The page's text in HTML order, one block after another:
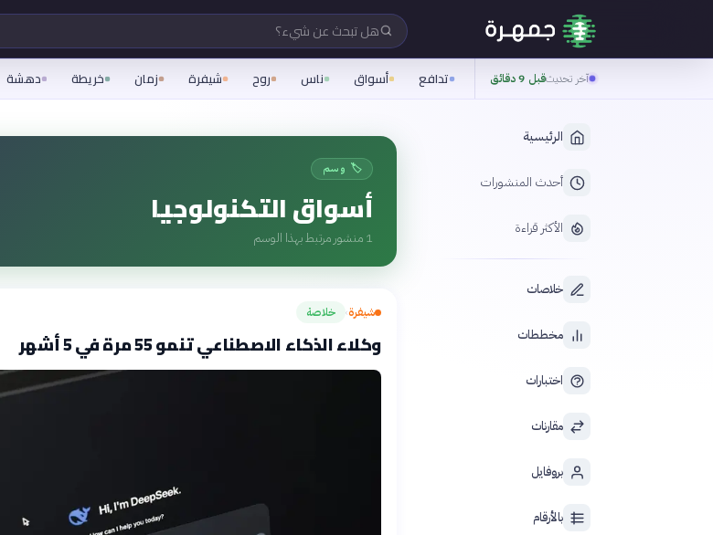
هل تبحث عن شيء؟
آخر تحديثقبل 9 دقائق تدافع أسواق ناس روح شيفرة زمان خريطة دهشة
الرئيسية
أحدث المنشورات
الأكثر قراءة
خلاصات
مخططات
اختبارات
مقارنات
بروفايل
بالأرقام
🏷️ وسم
أسواق التكنولوجيا
1 منشور مرتبط بهذا الوسم
شيفرة› خلاصة
وكلاء الذكاء الاصطناعي تنمو 55 مرة في 5 أشهر